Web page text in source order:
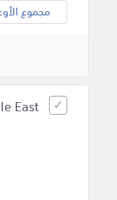
مجموع